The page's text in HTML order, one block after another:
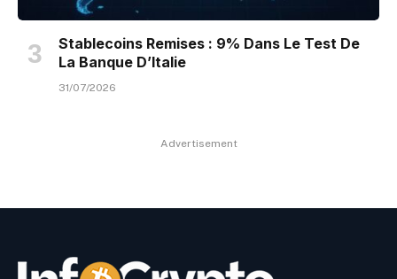
Stablecoins Remises : 9% Dans Le Test De
La Banque D’Italie
31/07/2026
Advertisement